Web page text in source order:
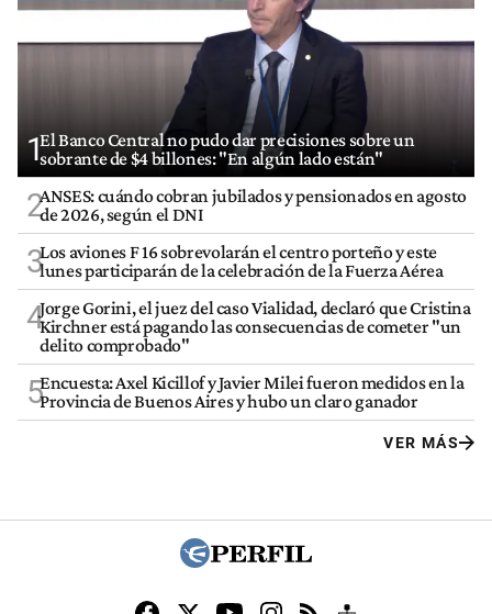
1El Banco Central no pudo dar precisiones sobre un
sobrante de $4 billones: "En algún lado están"
2ANSES: cuándo cobran jubilados y pensionados en agosto
de 2026, según el DNI
3Los aviones F 16 sobrevolarán el centro porteño y este
lunes participarán de la celebración de la Fuerza Aérea
4Jorge Gorini, el juez del caso Vialidad, declaró que Cristina
Kirchner está pagando las consecuencias de cometer "un
delito comprobado"
5Encuesta: Axel Kicillof y Javier Milei fueron medidos en la
Provincia de Buenos Aires y hubo un claro ganador
VER MÁS